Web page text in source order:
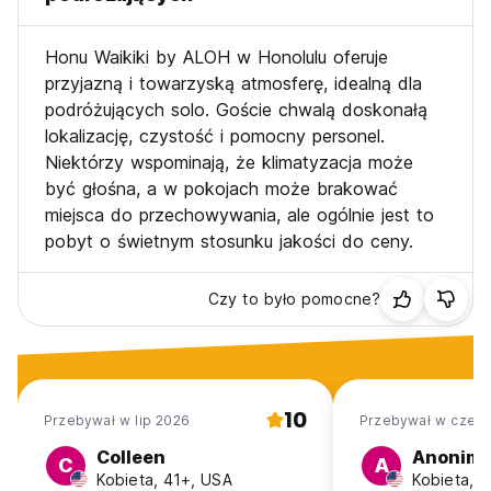
Deski do pływania i pływaki plażowe
Bezpieczeństwo:
Wiele inteligentnych zamków przy głównym wejściu i
wejściu do jednostki, a następnie zamki na klucz, aby
dostać się do każdego pokoju indukcyjnego. Monitorowany
kamerami parking oraz zewnętrzne części wspólne i
korytarze.
Kuchnie z własnym wyżywieniem
Nasza kuchnia dla gości ma wszystko, czego potrzebujesz,
aby ugotować smaczną ucztę! Otwarta od 7 rano do 10
W hostelu dostępne są pralki na monety. 35-minutowy cykl
prania i 42-minutowy cykl suszenia, całkowity koszt prania i
suszenia wynosi 3,25 USD.
Na miejscu dostępny jest monitorowany kamerą parking w
cenie 18 USD za noc.
Utrzymujemy ciche godziny w hostelu od 22:00 każdej nocy
z szacunku dla naszych sąsiadów i gości, którzy potrzebują
Honu Waikiki by ALOH w Honolulu oferuje
przyjazną i towarzyską atmosferę, idealną dla
podróżujących solo. Goście chwalą doskonałą
lokalizację, czystość i pomocny personel.
Niektórzy wspominają, że klimatyzacja może
być głośna, a w pokojach może brakować
miejsca do przechowywania, ale ogólnie jest to
pobyt o świetnym stosunku jakości do ceny.
Czy to było pomocne?
Przebywał w lip 2026 10
C Colleen
Kobieta, 41+, USA
Przebywał w cze
A
Kobieta,